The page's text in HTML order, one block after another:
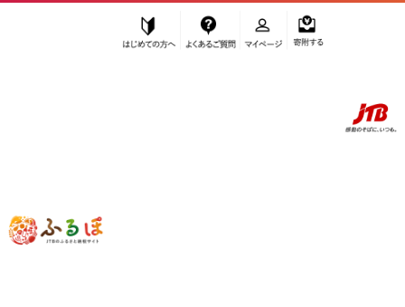
ふるぽ JTBのふるさと納税サイト
”柿” 和歌山県